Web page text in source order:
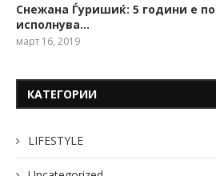
Снежана Ѓуришиќ: 5 години е
исполнува…
март 16, 2019
КАТЕГОРИИ
LIFESTYLE